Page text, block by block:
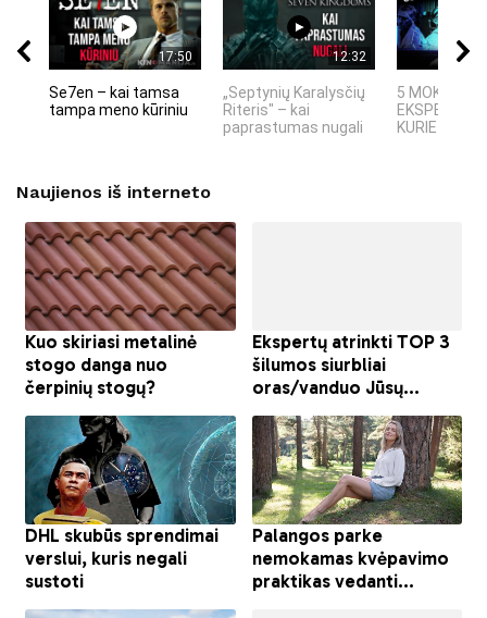
17:50
Se7en – kai tamsa
tampa meno kūriniu
12:32
„Septynių Karalysčių
Riteris" – kai
paprastumas nugali
5 MOKSLINIAI
KURIE
Naujienos iš interneto